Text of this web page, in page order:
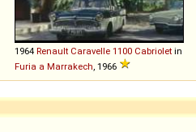
1964 Renault Caravelle 1100 Cabriolet in
Furia a Marrakech, 1966